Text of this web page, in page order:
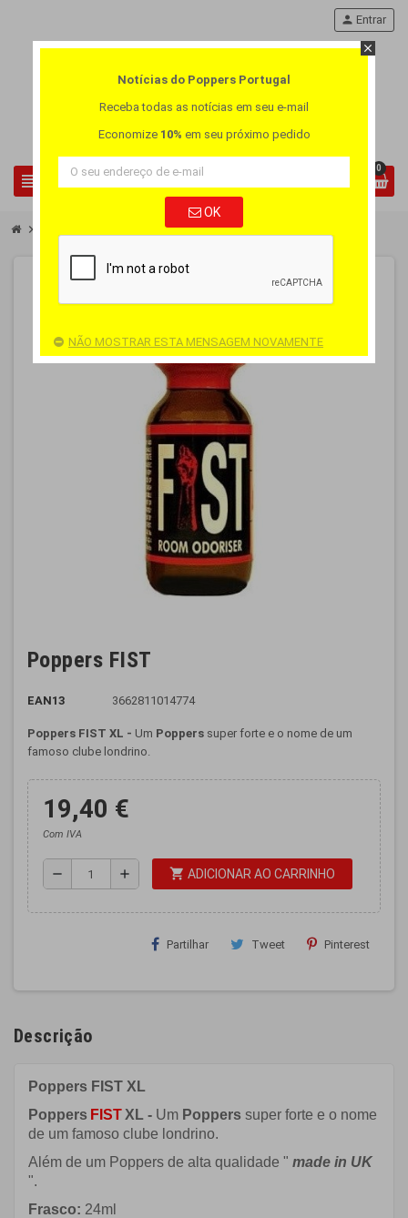
view_headline
person Entrar
0
chevron_right Poppers FIST
Poppers FIST
EAN13 3662811014774
Poppers FIST XL - Um Poppers super forte e o nome de um
famoso clube londrino.
19,40 €
Com IVA
remove add shopping_cart ADICIONAR AO CARRINHO
Partilhar Tweet Pinterest
Descrição
Poppers FIST XL
Poppers FISTXL - Um Poppers super forte e o nome
de um famoso clube londrino.
Além de um Poppers de alta qualidade " made in UK
".
Frasco: 24ml
close
Notícias do Poppers Portugal
Receba todas as notícias em seu e-mail
Economize 10% em seu próximo pedido
OK
NÃO MOSTRAR ESTA MENSAGEM NOVAMENTE